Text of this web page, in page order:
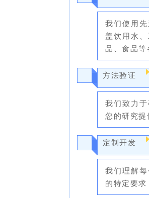
我们使用
盖饮用水
品、食品等
方法验证
我们致力
您的研究提
定制开发
我们理解
的特定要求